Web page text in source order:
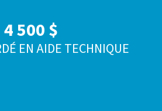
4 500 $
EN AIDE TECHNIQUE